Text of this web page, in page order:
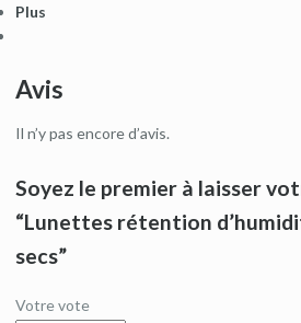
Plus
Avis
Il n’y pas encore d’avis.
Soyez le premier à laisser
“Lunettes rétention
secs”
Votre vote